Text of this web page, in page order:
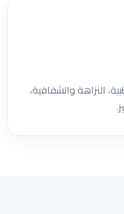
النزاهة والشفافية،